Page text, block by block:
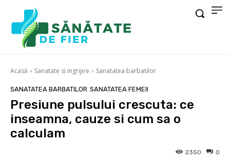
Acasă Sanatate si ingrijire Sanatatea barbatilor
SANATATEA BARBATILOR SANATATEA FEMEII
Presiune pulsului crescuta: ce
inseamna, cauze si cum sa o
calculam
0
2350